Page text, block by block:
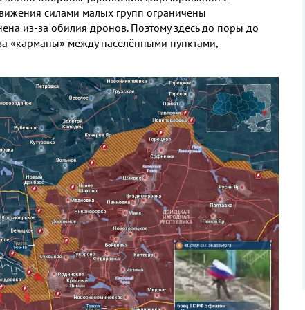
силами малых групп ограничены
из-за обилия дронов. Поэтому здесь до поры до
«карманы» между населёнными пунктами,